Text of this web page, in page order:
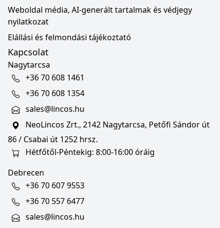
Weboldal média, AI-generált tartalmak és védjegy
nyilatkozat
Elállási és felmondási tájékoztató
Kapcsolat
Nagytarcsa
+36 70 608 1461
+36 70 608 1354
sales@lincos.hu
NeoLincos Zrt., 2142 Nagytarcsa, Petőfi Sándor út
86 / Csabai út 1252 hrsz.
Hétfőtől-Péntekig: 8:00-16:00 óráig
Debrecen
+36 70 607 9553
+36 70 557 6477
sales@lincos.hu